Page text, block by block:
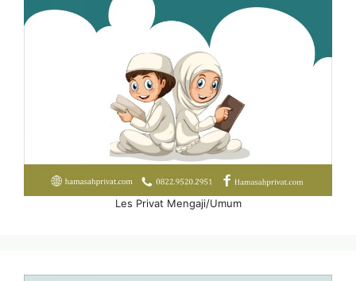
Les Privat Mengaji/Umum